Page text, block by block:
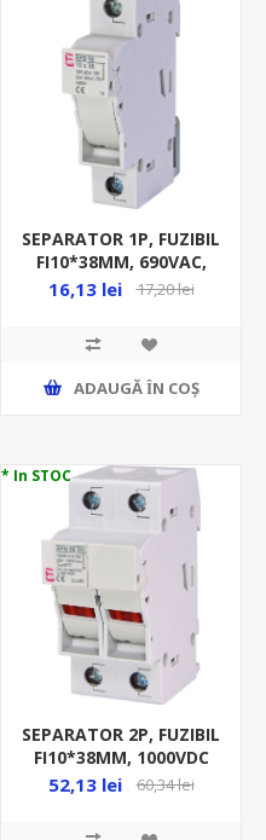
SEPARATOR 1P, FUZIBIL
FI10*38MM, 690VAC,
MAX 32A GG, AC 22B,
16,13 lei 17,20 lei
ADAUGĂ ȊN COŞ
* In STOC
SEPARATOR 2P, FUZIBIL
FI10*38MM, 1000VDC
MAX 25A, SOCLU JT, CU
52,13 lei 60,34 lei